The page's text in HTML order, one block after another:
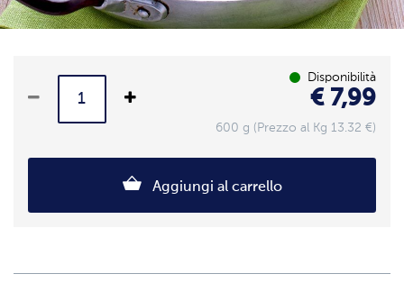
Disponibilità
€ 7,99
600 g (Prezzo al Kg 13.32 €)
Aggiungi al carrello